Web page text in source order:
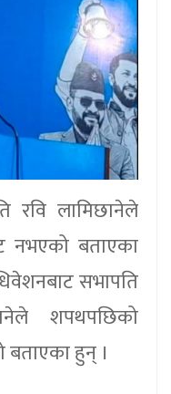
रवि लामिछानेले
बताएका
सभापति
शपथपछिको
बताएका हुन् ।